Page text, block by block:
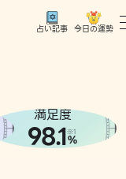
占い記事 今日の運勢
満足度
98.1※1
%